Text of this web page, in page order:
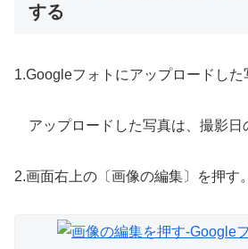
する
1.Googleフォトにアップロードした
アップロードした写真は、撮影日
2.画面右上の〔画像の編集〕を押す。